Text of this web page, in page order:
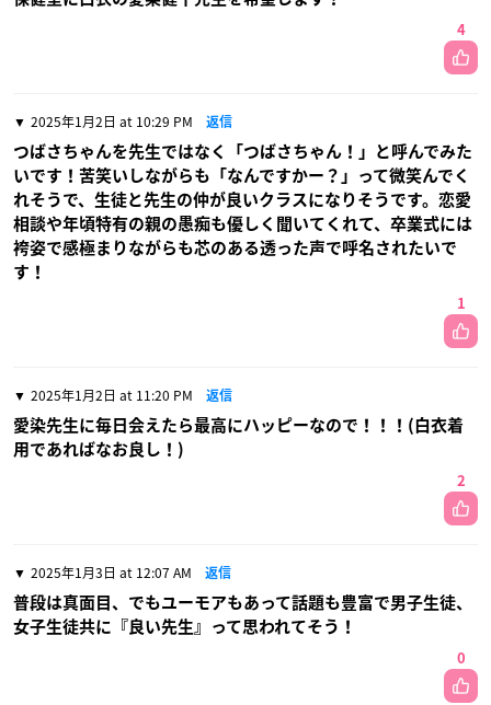
4
2025年1月2日 at 10:29 PM 返信
つばさちゃんを先生ではなく「つばさちゃん！」と呼んでみた
いです！苦笑いしながらも「なんですかー？」って微笑んでく
れそうで、生徒と先生の仲が良いクラスになりそうです。恋愛
相談や年頃特有の親の愚痴も優しく聞いてくれて、卒業式には
袴姿で感極まりながらも芯のある透った声で呼名されたいで
す！
1
2025年1月2日 at 11:20 PM 返信
愛染先生に毎日会えたら最高にハッピーなので！！！(白衣着
用であればなお良し！)
2
2025年1月3日 at 12:07 AM 返信
普段は真面目、でもユーモアもあって話題も豊富で男子生徒、
女子生徒共に『良い先生』って思われてそう！
0